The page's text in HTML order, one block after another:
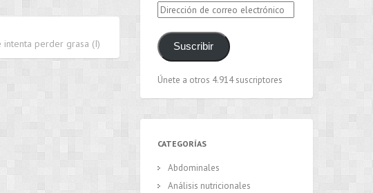
intenta perder grasa (I)
Dirección
de
correo
electrónico
Suscribir
Únete a otros 4.914 suscriptores
CATEGORÍAS
Abdominales
Análisis nutricionales